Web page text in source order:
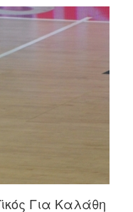
Για Καλάθη